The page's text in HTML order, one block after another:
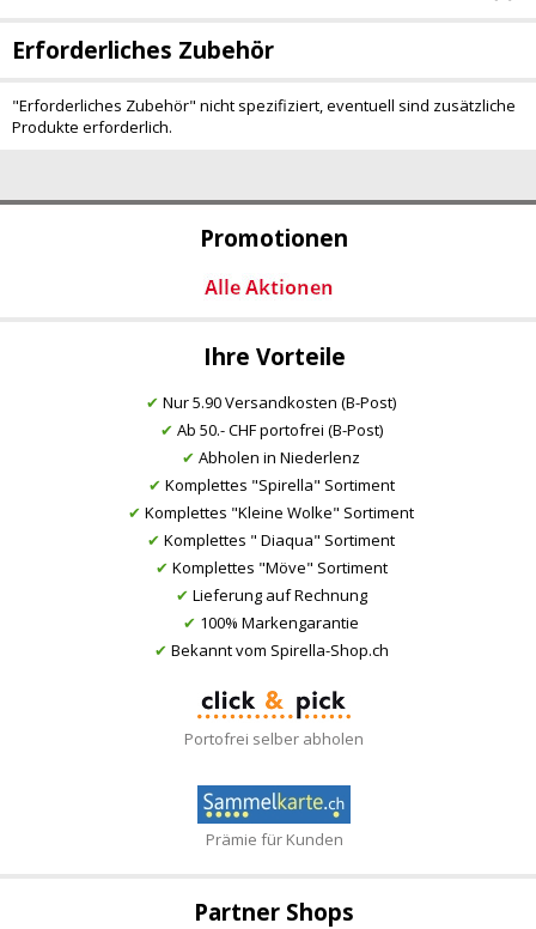
Promotionen
Ihre Vorteile
✔ Nur 5.90 Versandkosten (B-Post)
✔ Ab 50.- CHF portofrei (B-Post)
✔ Abholen in Niederlenz
✔ Komplettes "Spirella" Sortiment
✔ Komplettes "Kleine Wolke" Sortiment
✔ Komplettes " Diaqua" Sortiment
✔ Komplettes "Möve" Sortiment
✔ Lieferung auf Rechnung
✔ 100% Markengarantie
✔ Bekannt vom Spirella-Shop.ch
Portofrei selber abholen
Prämie für Kunden
Erforderliches Zubehör
"Erforderliches Zubehör" nicht spezifiziert, eventuell sind zusätzliche
Produkte erforderlich.
Partner Shops